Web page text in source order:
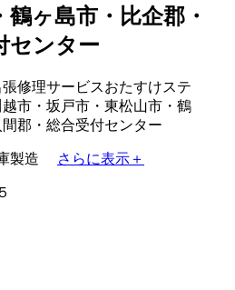
鶴ヶ島市・比企郡・
センター
製造 さらに表示＋